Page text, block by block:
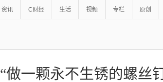
资讯 C财经 生活 视频 专栏 原创
“做一颗永不生锈的螺丝